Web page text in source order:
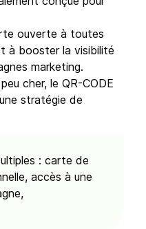
ouverte à toutes
à booster la visibilité
marketing.
cher, le QR-CODE
stratégie de
: carte de
accès à une